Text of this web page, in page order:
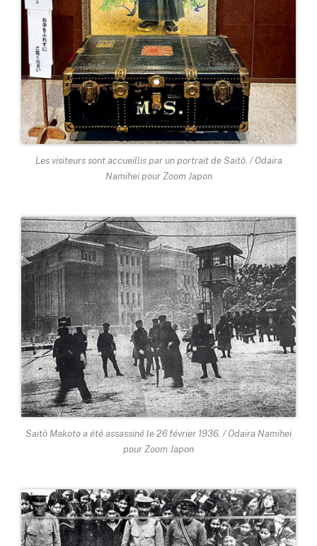
Les visiteurs sont accueillis par un portrait de Saitô. / Odaira
Namihei pour Zoom Japon
Saitô Makoto a été assassiné le 26 février 1936. / Odaira Namihei
pour Zoom Japon